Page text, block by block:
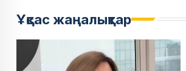
Ұқсас жаңалықтар